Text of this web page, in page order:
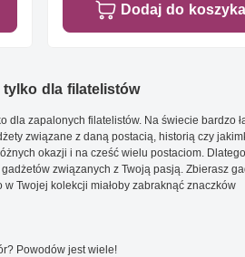
Dodaj do koszyka
dla filatelistów
dla zapalonych filatelistów. Na świecie bardzo
związane z daną postacią, historią czy
okazji i na cześć wielu postaciom. Dlatego
związanych z Twoją pasją. Zbierasz
Twojej kolekcji miałoby zabraknąć znaczków
Powodów jest wiele!